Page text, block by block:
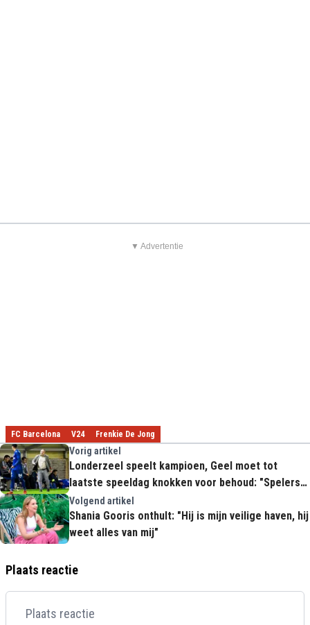
▼ Advertentie
FC Barcelona V24 Frenkie De Jong
Vorig artikel
Londerzeel speelt kampioen, Geel moet tot
laatste speeldag knokken voor behoud: "Spelers
zijn strijdvaardig en kunnen opdrachten uitvoeren"
Volgend artikel
Shania Gooris onthult: "Hij is mijn veilige haven, hij
weet alles van mij"
Plaats reactie